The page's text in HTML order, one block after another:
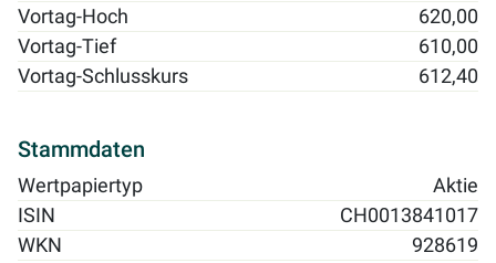
Vortag-Hoch
620,00
Vortag-Tief
610,00
Vortag-Schlusskurs
612,40
Stammdaten
Wertpapiertyp
Aktie
ISIN
CH0013841017
WKN
928619